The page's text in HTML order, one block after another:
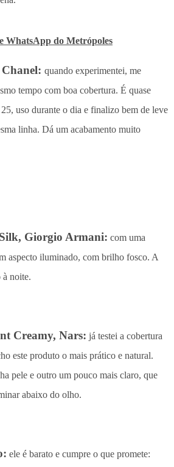
WhatsApp do Metrópoles
Chanel: quando experimentei, me
tempo com boa cobertura. É quase
uso durante o dia e finalizo bem de leve
linha. Dá um acabamento muito
Giorgio Armani: com uma
aspecto iluminado, com brilho fosco. A
à noite.
Creamy, Nars: já testei a cobertura
este produto o mais prático e natural.
pele e outro um pouco mais claro, que
abaixo do olho.
ele é barato e cumpre o que promete: